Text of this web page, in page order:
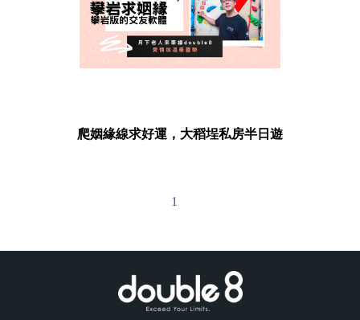
SEE MORE
爬姻緣線求好運，大稻埕私房半日遊
1